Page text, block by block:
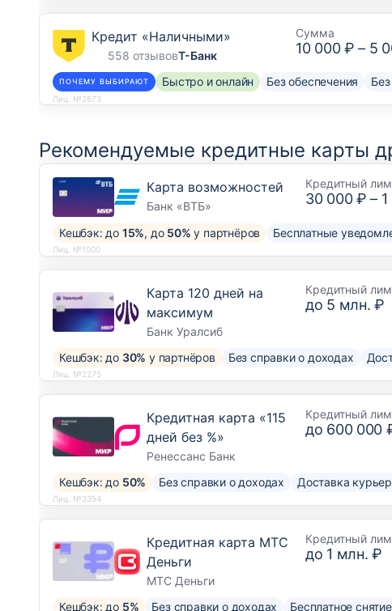
Кредит «Наличными»
558 отзывовТ-Банк
Сумма
10 000 ₽ – 5
ПОЧЕМУ ВЫБИРАЮТ Быстро и онлайн Без обеспечения
Лиц. №2673
Рекомендуемые кредитные карты
Карта возможностей
Банк «ВТБ»
Кредитный
30 000 ₽ –
Кешбэк: до 15%, до 50% у партнёров Бесплатные
Лиц. №1000
Карта 120 дней на
максимум
Банк Уралсиб
Кредитный
до 5 млн. ₽
Кешбэк: до 30% у партнёров Без справки о доходах
Лиц. №2275
Кредитная карта «115
дней без %»
Ренессанс Банк
Кредитный
до 600 000
Кешбэк: до 50% Без справки о доходах Доставка
Лиц. №3354
Кредитная карта МТС
Деньги
МТС Деньги
Кредитный
до 1 млн. ₽
Кешбэк: до 5% Без справки о доходах Бесплатное